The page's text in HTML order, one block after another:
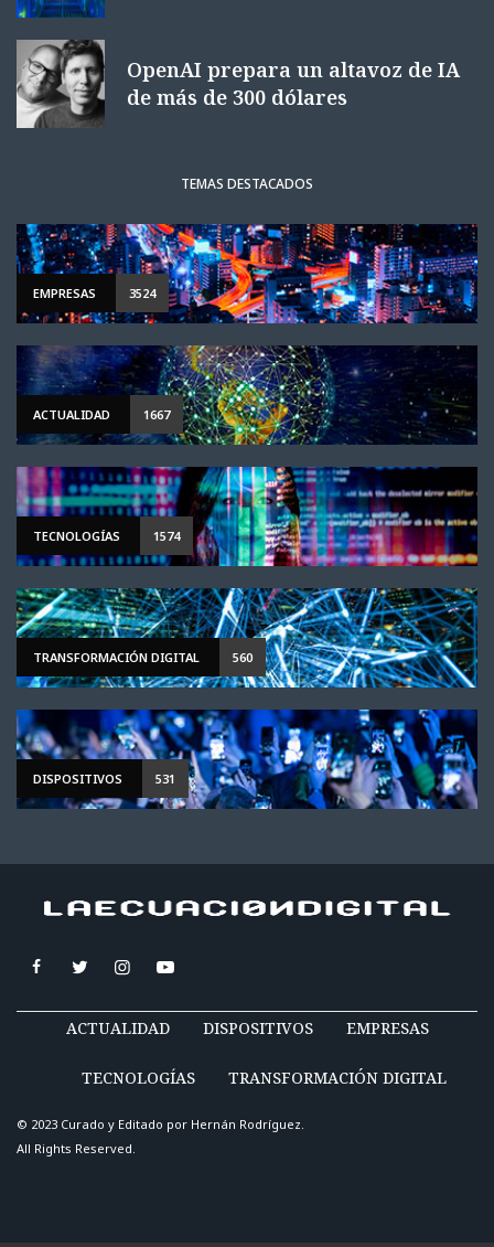
OpenAI prepara un altavoz de IA
de más de 300 dólares
TEMAS DESTACADOS
EMPRESAS 3524
ACTUALIDAD 1667
TECNOLOGÍAS 1574
TRANSFORMACIÓN DIGITAL 560
DISPOSITIVOS 531
ACTUALIDAD DISPOSITIVOS EMPRESAS
TECNOLOGÍAS TRANSFORMACIÓN DIGITAL
© 2023 Curado y Editado por Hernán Rodríguez.
All Rights Reserved.